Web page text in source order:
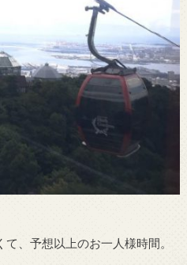
、予想以上のお一人様時間。